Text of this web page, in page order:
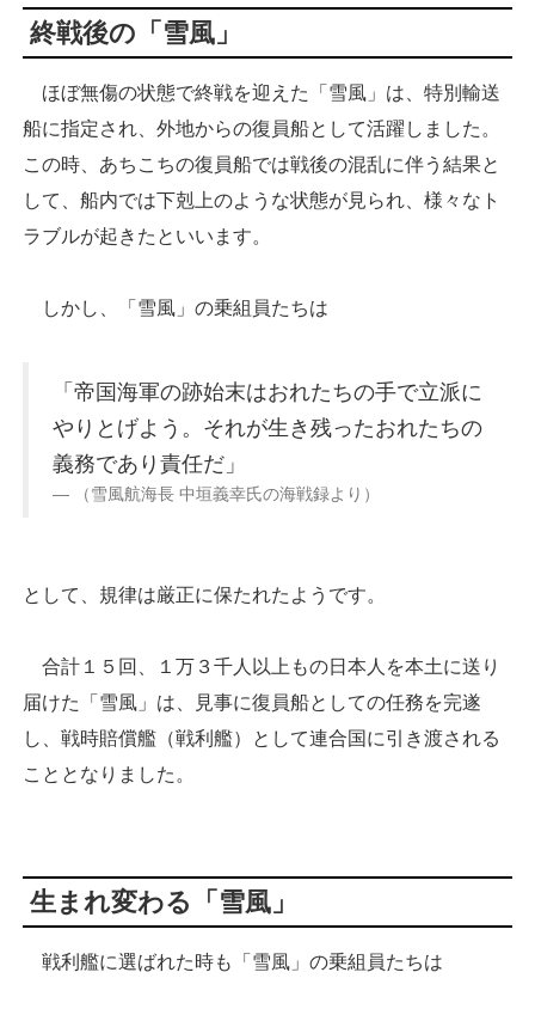
終戦後の「雪風」
ほぼ無傷の状態で終戦を迎えた「雪風」は、特別輸送
船に指定され、外地からの復員船として活躍しました。
この時、あちこちの復員船では戦後の混乱に伴う結果と
して、船内では下剋上のような状態が見られ、様々なト
ラブルが起きたといいます。
しかし、「雪風」の乗組員たちは
「帝国海軍の跡始末はおれたちの手で立派に
やりとげよう。それが生き残ったおれたちの
義務であり責任だ」
（雪風航海長 中垣義幸氏の海戦録より）
として、規律は厳正に保たれたようです。
合計１５回、１万３千人以上もの日本人を本土に送り
届けた「雪風」は、見事に復員船としての任務を完遂
し、戦時賠償艦（戦利艦）として連合国に引き渡される
こととなりました。
生まれ変わる「雪風」
戦利艦に選ばれた時も「雪風」の乗組員たちは